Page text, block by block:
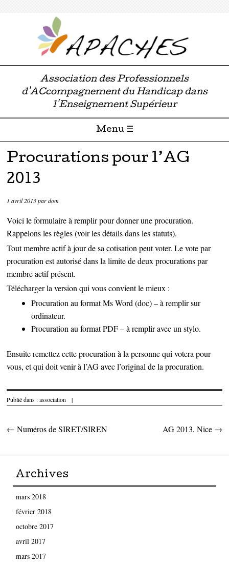
Association des Professionnels
d'ACcompagnement du Handicap dans
l'Enseignement Supérieur
Menu ☰
Passer directement au contenu
Procurations pour l’AG
2013
1 avril 2013pardom
Voici le formulaire à remplir pour donner une procuration.
Rappelons les règles (voir les détails dans les statuts).
Tout membre actif à jour de sa cotisation peut voter. Le vote par
procuration est autorisé dans la limite de deux procurations par
membre actif présent.
Télécharger la version qui vous convient le mieux :
Procuration au format Ms Word (doc)– à remplir sur
ordinateur.
Procuration au format PDF– à remplir avec un stylo.
Ensuite remettez cette procuration à la personne qui votera pour
vous, et qui doit venir à l’AG avec l’original de la procuration.
Publié dans :association |
Parcourir les articles
← Numéros de SIRET/SIREN AG 2013, Nice →
Archives
mars 2018
février 2018
octobre 2017
avril 2017
mars 2017